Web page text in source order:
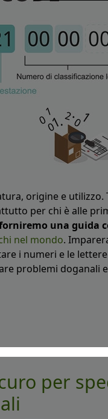
origine e utilizzo.
per chi è alle
una guida
nel mondo.
i numeri e le
problemi doganali
per